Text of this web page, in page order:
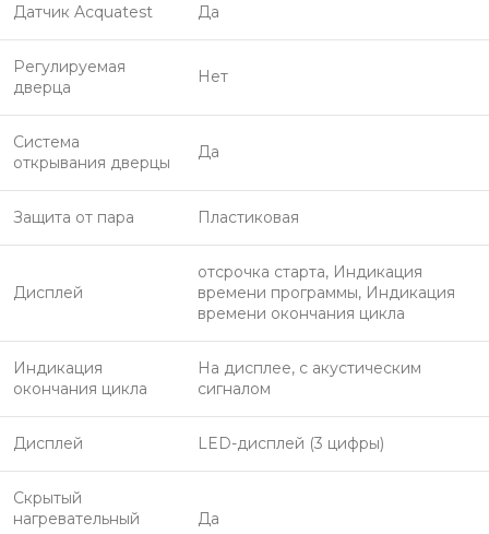
Датчик Aсquatest Да
Регулируемая
дверца
Нет
Система
открывания дверцы
Да
Защита от пара Пластиковая
Дисплей
отсрочка старта, Индикация
времени программы, Индикация
времени окончания цикла
Индикация
окончания цикла
На дисплее, с акустическим
сигналом
Дисплей LED-дисплей (3 цифры)
Скрытый
нагревательный
Да